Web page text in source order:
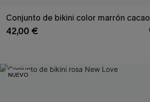
Conjunto de bikini color marrón cacao
42,00 €
NUEVO